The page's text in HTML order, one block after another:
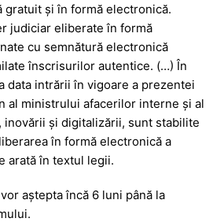
gratuit şi în formă electronică.
judiciar eliberate în formă
cu semnătură electronică
înscrisurilor autentice. (…) În
data intrării în vigoare a prezentei
al ministrului afacerilor interne şi al
şi digitalizării, sunt stabilite
în formă electronică a
arată în textul legii.
aștepta încă 6 luni până la